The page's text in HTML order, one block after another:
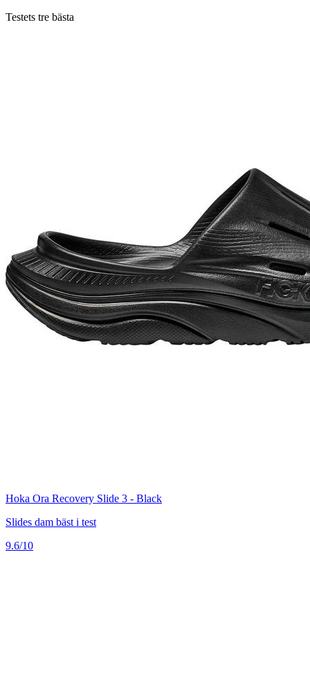
Testets tre bästa
Hoka Ora Recovery Slide 3 - Black
Slides dam bäst i test
9.6/10